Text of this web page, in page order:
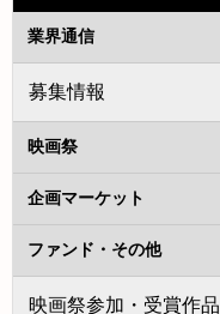
業界通信
募集情報
映画祭
企画マーケット
ファンド・その他
映画祭参加・受賞作品